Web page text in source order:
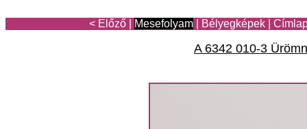
< Előző Mesefolyam Bélyegképek
A 6342 010-3